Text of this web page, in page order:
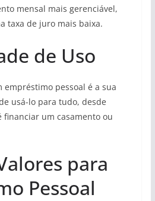
mensal mais gerenciável,
taxa de juro mais baixa.
de Uso
pessoal é a sua
usá-lo para tudo, desde
financiar um casamento ou
para
Pessoal